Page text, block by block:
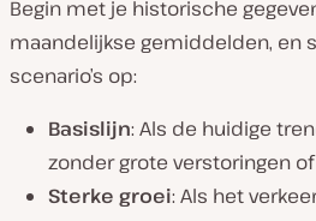
Begin met je historische
maandelijkse gemiddelden, en
scenario’s op:
Basislijn: Als de huidige
zonder grote verstoringen
Sterke groei: Als het